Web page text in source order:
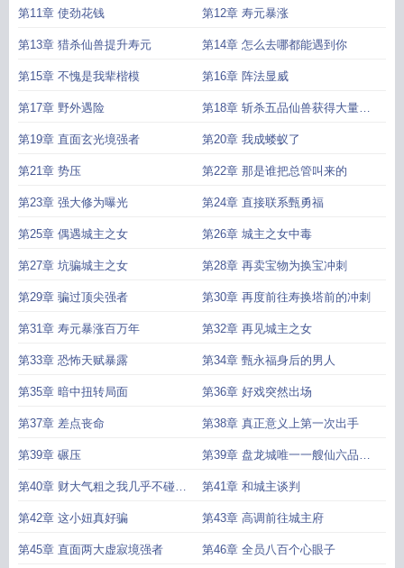
第11章 使劲花钱 第12章 寿元暴涨
第13章 猎杀仙兽提升寿元 第14章 怎么去哪都能遇到你
第15章 不愧是我辈楷模 第16章 阵法显威
第17章 野外遇险 第18章 斩杀五品仙兽获得大量寿
元
第19章 直面玄光境强者 第20章 我成蝼蚁了
第21章 势压 第22章 那是谁把总管叫来的
第23章 强大修为曝光 第24章 直接联系甄勇福
第25章 偶遇城主之女 第26章 城主之女中毒
第27章 坑骗城主之女 第28章 再卖宝物为换宝冲刺
第29章 骗过顶尖强者 第30章 再度前往寿换塔前的冲刺
第31章 寿元暴涨百万年 第32章 再见城主之女
第33章 恐怖天赋暴露 第34章 甄永福身后的男人
第35章 暗中扭转局面 第36章 好戏突然出场
第37章 差点丧命 第38章 真正意义上第一次出手
第39章 碾压 第39章 盘龙城唯一一艘仙六品绝
等飞舟出行
第40章 财大气粗之我几乎不碰仙
石
第41章 和城主谈判
第42章 这小妞真好骗 第43章 高调前往城主府
第45章 直面两大虚寂境强者 第46章 全员八百个心眼子